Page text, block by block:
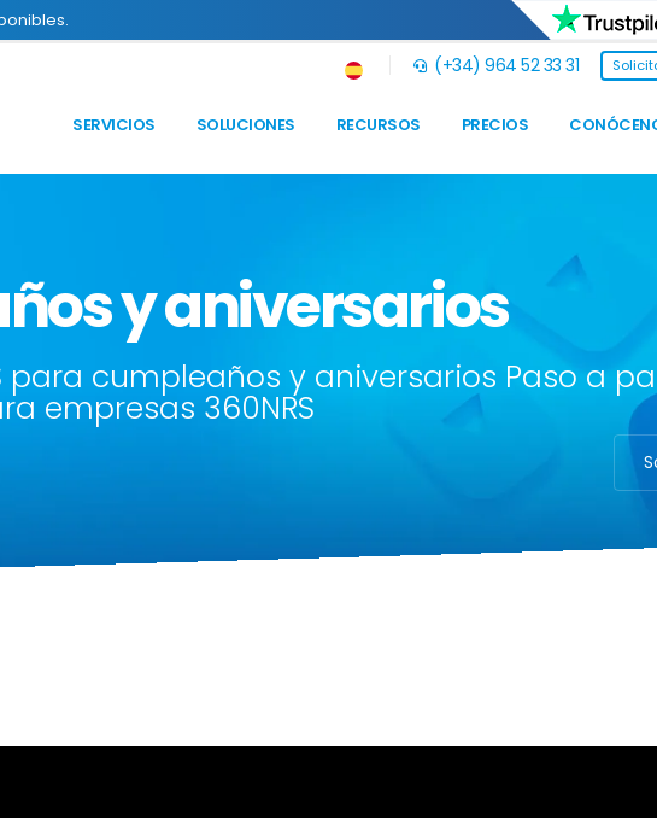
(+34) 964 52 33 31
SERVICIOS SOLUCIONES RECURSOS PRECIOS
y aniversarios
cumpleaños y aniversarios Paso a
empresas 360NRS